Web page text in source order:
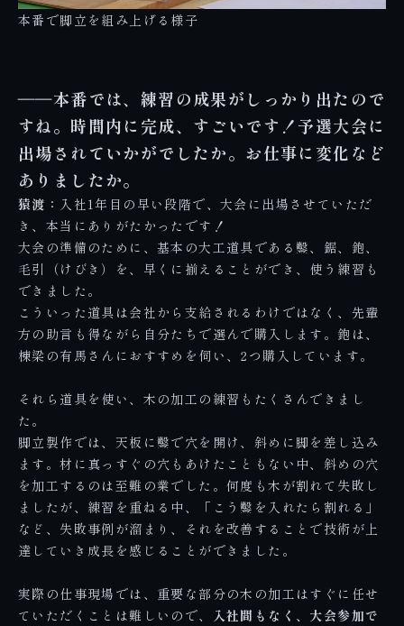
本番で脚立を組み上げる様子
――本番では、練習の成果がしっかり出たので
すね。時間内に完成、すごいです！予選大会に
出場されていかがでしたか。お仕事に変化など
ありましたか。
猿渡： 入社1年目の早い段階で、大会に出場させていただ
き、本当にありがたかったです！
大会の準備のために、基本の大工道具である鑿、鋸、鉋、
毛引（けびき）を、早くに揃えることができ、使う練習も
できました。
こういった道具は会社から支給されるわけではなく、先輩
方の助言も得ながら自分たちで選んで購入します。鉋は、
棟梁の有馬さんにおすすめを伺い、2つ購入しています。
それら道具を使い、木の加工の練習もたくさんできまし
た。
脚立製作では、天板に鑿で穴を開け、斜めに脚を差し込み
ます。材に真っすぐの穴もあけたこともない中、斜めの穴
を加工するのは至難の業でした。何度も木が割れて失敗し
ましたが、練習を重ねる中、「こう鑿を入れたら割れる」
など、失敗事例が溜まり、それを改善することで技術が上
達していき成長を感じることができました。
実際の仕事現場では、重要な部分の木の加工はすぐに任せ
ていただくことは難しいので、
入社間もなく、大会参加で